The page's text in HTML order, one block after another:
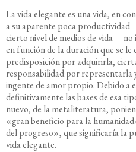
La vida elegante es una vida, en
a su aparente poca
cierto nivel de medios de vida —no
en función de la duración que se
predisposición por adquirirla,
responsabilidad por representarla
ingente de amor propio. Debido a
definitivamente las bases de esa
nuevo, de la metaliteratura,
«gran beneficio para la
del progreso», que significaría la
vida elegante.